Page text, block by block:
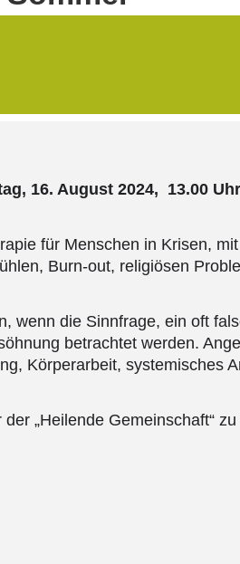
16. August 2024, 13.00 Uhr
für Menschen in Krisen,
Burn-out, religiösen
wenn die Sinnfrage, ein oft
betrachtet werden.
Körperarbeit, systemisches
„Heilende Gemeinschaft“